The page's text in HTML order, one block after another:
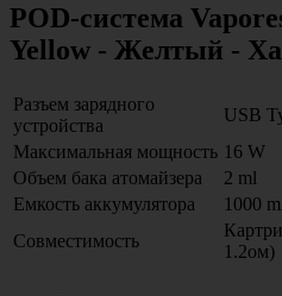
POD-система
Yellow - Желтый -
Разъем зарядного
устройства
USB
Максимальная мощность 16 W
Объем бака атомайзера
2 ml
Емкость аккумулятора
1000
Совместимость
1.2ом)